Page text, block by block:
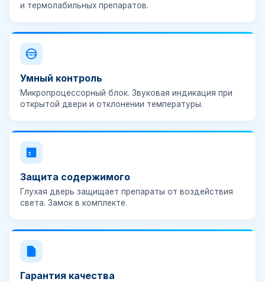
и термолабильных препаратов.
Умный контроль
Микропроцессорный блок. Звуковая индикация при
открытой двери и отклонении температуры.
Защита содержимого
Глухая дверь защищает препараты от воздействия
света. Замок в комплекте.
Гарантия качества